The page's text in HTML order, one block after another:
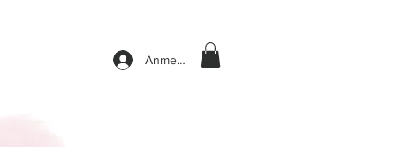
Anmelden